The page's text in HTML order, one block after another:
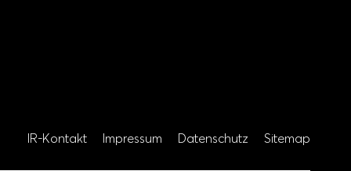
IR-Kontakt Impressum Datenschutz Sitemap